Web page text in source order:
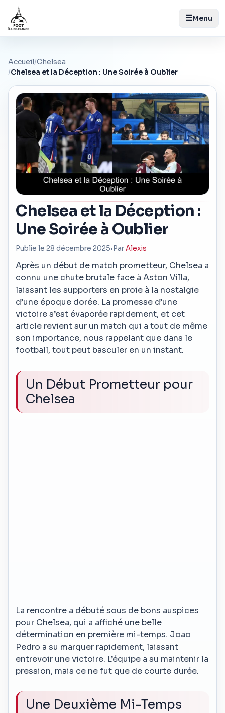
☰Menu
Accueil/Chelsea
/Chelsea et la Déception : Une Soirée à Oublier
Chelsea et la Déception :
Une Soirée à Oublier
Publie le 28 décembre 2025• ParAlexis
Après un début de match prometteur, Chelsea a
connu une chute brutale face à Aston Villa,
laissant les supporters en proie à la nostalgie
d’une époque dorée. La promesse d’une
victoire s’est évaporée rapidement, et cet
article revient sur un match qui a tout de même
son importance, nous rappelant que dans le
football, tout peut basculer en un instant.
Un Début Prometteur pour
Chelsea
La rencontre a débuté sous de bons auspices
pour Chelsea, qui a affiché une belle
détermination en première mi-temps. Joao
Pedro a su marquer rapidement, laissant
entrevoir une victoire. L’équipe a su maintenir la
pression, mais ce ne fut que de courte durée.
Une Deuxième Mi-Temps